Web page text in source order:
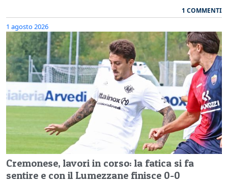
1 COMMENTI
1 agosto 2026
Cremonese, lavori in corso: la fatica si fa
sentire e con il Lumezzane finisce 0-0